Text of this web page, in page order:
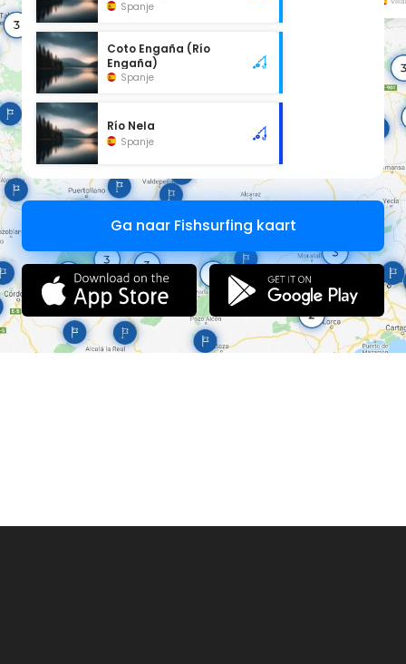
Spanje
Coto Engaña (Río
Engaña)
Spanje
Río Nela
Spanje
Ga naar Fishsurfing kaart